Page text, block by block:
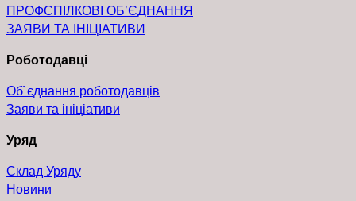
ПРОФСПІЛКОВІ ОБ’ЄДНАННЯ
ЗАЯВИ ТА ІНІЦІАТИВИ
Роботодавці
Об`єднання роботодавців
Заяви та ініціативи
Уряд
Склад Уряду
Новини